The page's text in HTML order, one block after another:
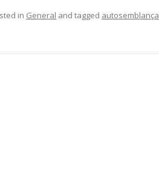
m
in General and tagged autosemblança